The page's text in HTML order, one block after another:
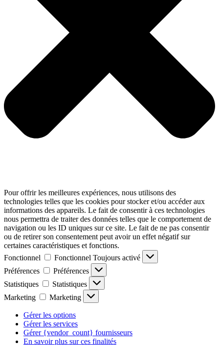
Pour offrir les meilleures expériences, nous utilisons des
technologies telles que les cookies pour stocker et/ou accéder aux
informations des appareils. Le fait de consentir à ces technologies
nous permettra de traiter des données telles que le comportement de
navigation ou les ID uniques sur ce site. Le fait de ne pas consentir
ou de retirer son consentement peut avoir un effet négatif sur
certaines caractéristiques et fonctions.
Fonctionnel
Fonctionnel Toujours activé
Préférences
Préférences
Statistiques
Statistiques
Marketing
Marketing
Gérer les options
Gérer les services
Gérer {vendor_count} fournisseurs
En savoir plus sur ces finalités